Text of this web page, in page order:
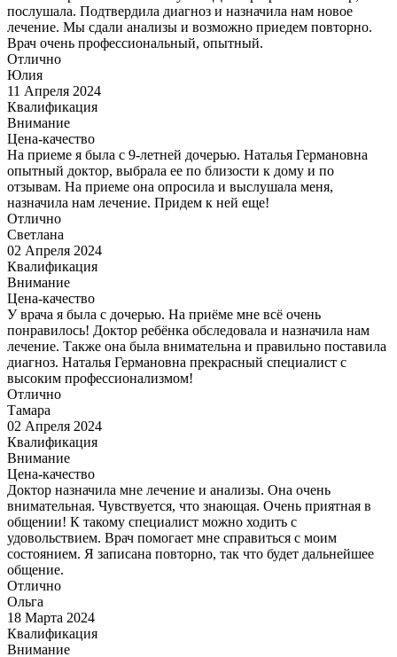
послушала. Подтвердила диагноз и назначила нам новое
лечение. Мы сдали анализы и возможно приедем повторно.
Врач очень профессиональный, опытный.
Отлично
Юлия
11 Апреля 2024
Квалификация
Внимание
Цена-качество
На приеме я была с 9-летней дочерью. Наталья Германовна
опытный доктор, выбрала ее по близости к дому и по
отзывам. На приеме она опросила и выслушала меня,
назначила нам лечение. Придем к ней еще!
Отлично
Светлана
02 Апреля 2024
Квалификация
Внимание
Цена-качество
У врача я была с дочерью. На приёме мне всё очень
понравилось! Доктор ребёнка обследовала и назначила нам
лечение. Также она была внимательна и правильно поставила
диагноз. Наталья Германовна прекрасный специалист с
высоким профессионализмом!
Отлично
Тамара
02 Апреля 2024
Квалификация
Внимание
Цена-качество
Доктор назначила мне лечение и анализы. Она очень
внимательная. Чувствуется, что знающая. Очень приятная в
общении! К такому специалист можно ходить с
удовольствием. Врач помогает мне справиться с моим
состоянием. Я записана повторно, так что будет дальнейшее
общение.
Отлично
Ольга
18 Марта 2024
Квалификация
Внимание